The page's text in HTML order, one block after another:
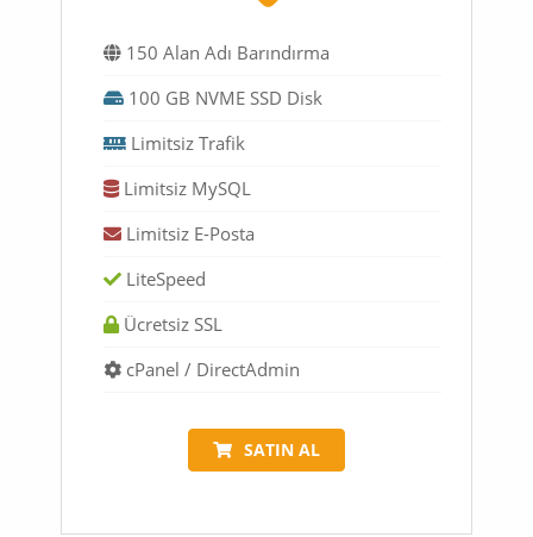
150 Alan Adı Barındırma
100 GB NVME SSD Disk
Limitsiz Trafik
Limitsiz MySQL
Limitsiz E-Posta
LiteSpeed
Ücretsiz SSL
cPanel / DirectAdmin
SATIN AL